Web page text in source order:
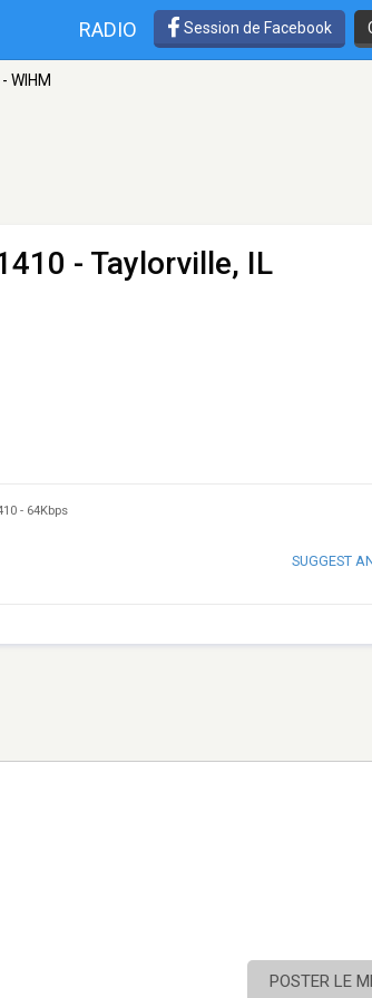
RADIO Session de Facebook
WIHM
- Taylorville, IL
- 64Kbps
SUGGEST
POSTER LE